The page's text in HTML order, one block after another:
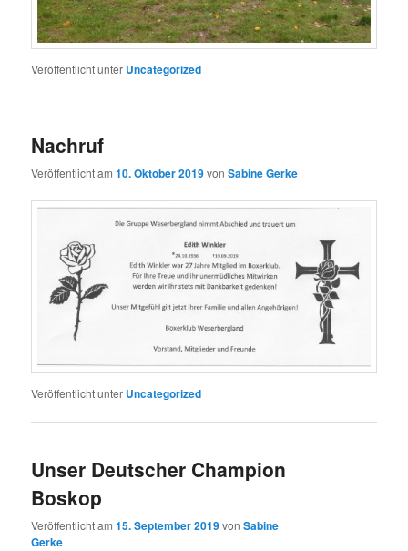
Veröffentlicht unter Uncategorized
Nachruf
Veröffentlicht am10. Oktober 2019vonSabine Gerke
Veröffentlicht unter Uncategorized
Unser Deutscher Champion
Boskop
Veröffentlicht am15. September 2019vonSabine
Gerke